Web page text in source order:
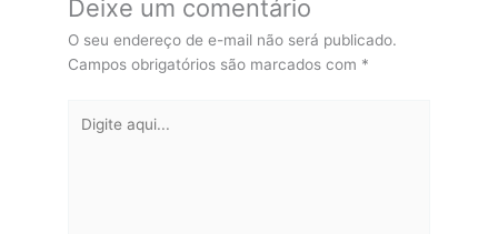
Deixe um comentário
O seu endereço de e-mail não será publicado.
Campos obrigatórios são marcados com *
aqui...